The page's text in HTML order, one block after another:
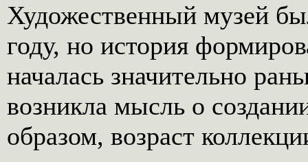
Художественный музей
году, но история
началась значительно
возникла мысль о
образом, возраст